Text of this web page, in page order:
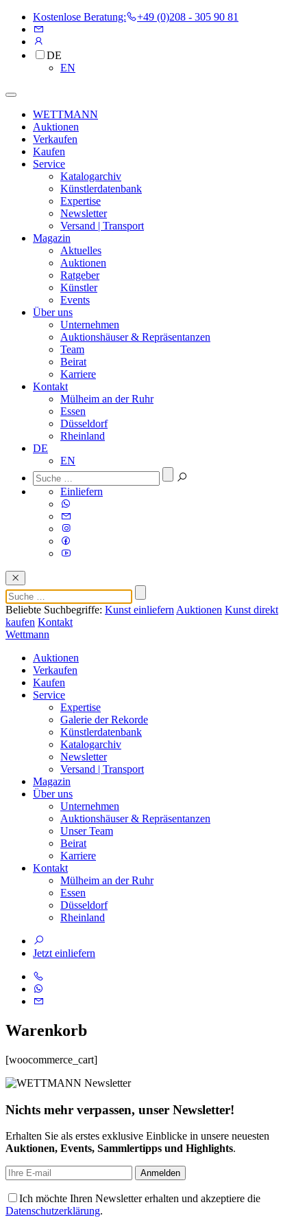
Kostenlose Beratung: +49 (0)208 - 305 90 81
DE
EN
WETTMANN
Auktionen
Verkaufen
Kaufen
Service
Katalogarchiv
Künstlerdatenbank
Expertise
Newsletter
Versand | Transport
Magazin
Aktuelles
Auktionen
Ratgeber
Künstler
Events
Über uns
Unternehmen
Auktionshäuser & Repräsentanzen
Team
Beirat
Karriere
Kontakt
Mülheim an der Ruhr
Essen
Düsseldorf
Rheinland
DE
EN
Einliefern
Beliebte Suchbegriffe: Kunst einliefern Auktionen Kunst direkt
kaufen Kontakt
Wettmann
Auktionen
Verkaufen
Kaufen
Service
Expertise
Galerie der Rekorde
Künstlerdatenbank
Katalogarchiv
Newsletter
Versand | Transport
Magazin
Über uns
Unternehmen
Auktionshäuser & Repräsentanzen
Unser Team
Beirat
Karriere
Kontakt
Mülheim an der Ruhr
Essen
Düsseldorf
Rheinland
Jetzt einliefern
Warenkorb
[woocommerce_cart]
Nichts mehr verpassen, unser Newsletter!
Erhalten Sie als erstes exklusive Einblicke in unsere neuesten
Auktionen, Events, Sammlertipps und Highlights.
Ich möchte Ihren Newsletter erhalten und akzeptiere die
Datenschutzerklärung.